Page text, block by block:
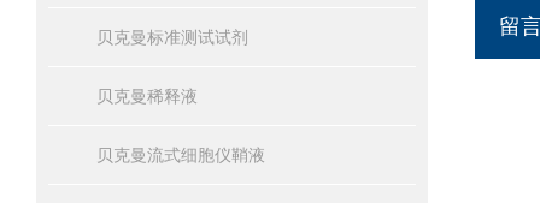
贝克曼标准测试试剂
贝克曼稀释液
贝克曼流式细胞仪鞘液
留